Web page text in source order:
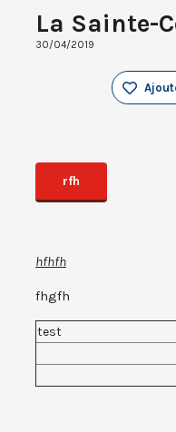
La Sainte-
30/04/2019
rfh
hfhfh
fhgfh
test